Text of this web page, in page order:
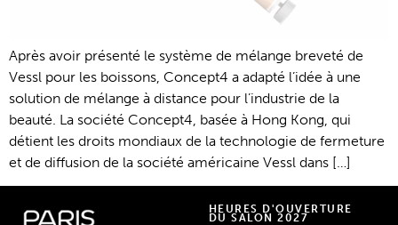
Après avoir présenté le système de mélange breveté de
Vessl pour les boissons, Concept4 a adapté l’idée à une
solution de mélange à distance pour l’industrie de la
beauté. La société Concept4, basée à Hong Kong, qui
détient les droits mondiaux de la technologie de fermeture
et de diffusion de la société américaine Vessl dans […]
HEURES D'OUVERTURE
DU SALON 2027